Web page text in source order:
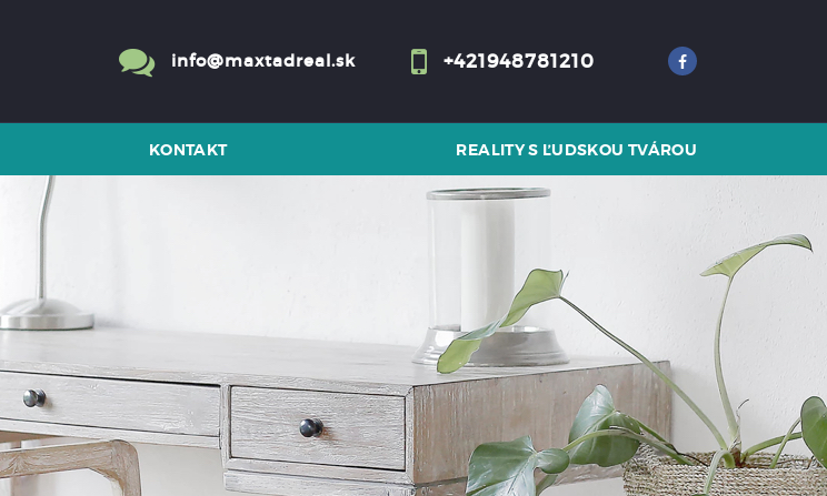
+421948781210
info@maxtadreal.sk
KONTAKT REALITY S ĽUDSKOU TVÁROU